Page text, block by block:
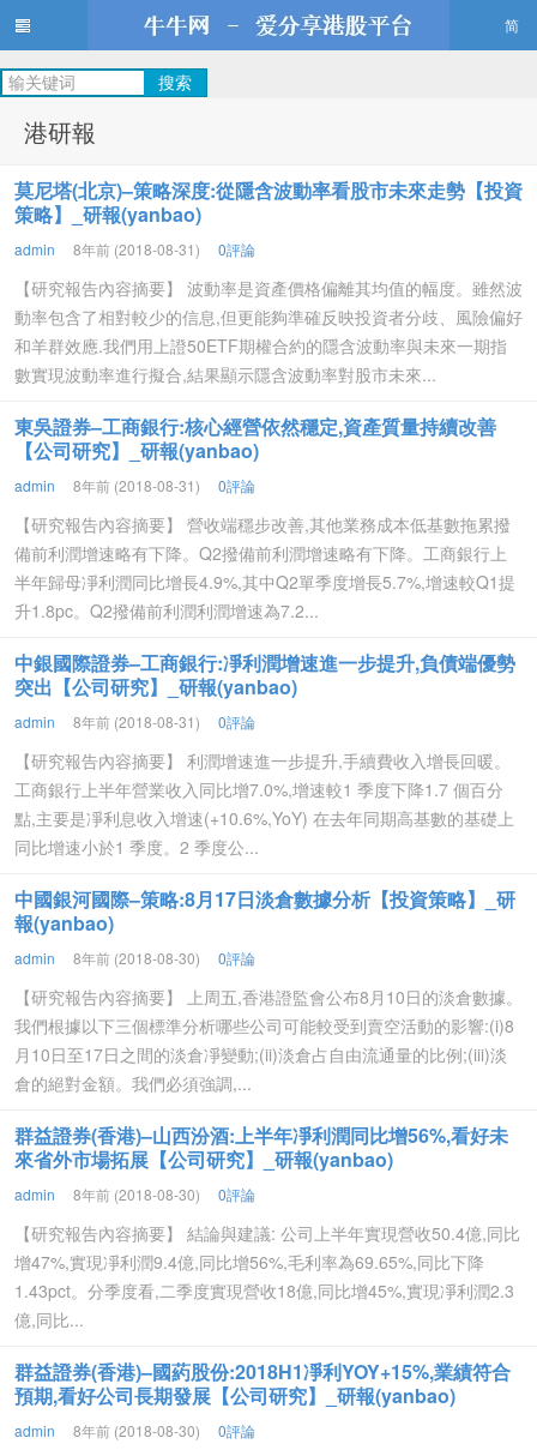
牛牛網
简
港研報
莫尼塔(北京)–策略深度:從隱含波動率看股市未來走勢【投資
策略】_研報(yanbao)
admin 8年前 (2018-08-31) 0評論
【研究報告內容摘要】 波動率是資產價格偏離其均值的幅度。雖然波
動率包含了相對較少的信息,但更能夠準確反映投資者分歧、風險偏好
和羊群效應.我們用上證50ETF期權合約的隱含波動率與未來一期指
數實現波動率進行擬合,結果顯示隱含波動率對股市未來...
東吳證券–工商銀行:核心經營依然穩定,資產質量持續改善
【公司研究】_研報(yanbao)
admin 8年前 (2018-08-31) 0評論
【研究報告內容摘要】 營收端穩步改善,其他業務成本低基數拖累撥
備前利潤增速略有下降。Q2撥備前利潤增速略有下降。工商銀行上
半年歸母凈利潤同比增長4.9%,其中Q2單季度增長5.7%,增速較Q1提
升1.8pc。Q2撥備前利潤利潤增速為7.2...
中銀國際證券–工商銀行:凈利潤增速進一步提升,負債端優勢
突出【公司研究】_研報(yanbao)
admin 8年前 (2018-08-31) 0評論
【研究報告內容摘要】 利潤增速進一步提升,手續費收入增長回暖。
工商銀行上半年營業收入同比增7.0%,增速較1 季度下降1.7 個百分
點,主要是凈利息收入增速(+10.6%,YoY) 在去年同期高基數的基礎上
同比增速小於1 季度。2 季度公...
中國銀河國際–策略:8月17日淡倉數據分析【投資策略】_研
報(yanbao)
admin 8年前 (2018-08-30) 0評論
【研究報告內容摘要】 上周五,香港證監會公布8月10日的淡倉數據。
我們根據以下三個標準分析哪些公司可能較受到賣空活動的影響:(i)8
月10日至17日之間的淡倉凈變動;(ii)淡倉占自由流通量的比例;(iii)淡
倉的絕對金額。我們必須強調,...
群益證券(香港)–山西汾酒:上半年凈利潤同比增56%,看好未
來省外市場拓展【公司研究】_研報(yanbao)
admin 8年前 (2018-08-30) 0評論
【研究報告內容摘要】 結論與建議: 公司上半年實現營收50.4億,同比
增47%,實現凈利潤9.4億,同比增56%,毛利率為69.65%,同比下降
1.43pct。分季度看,二季度實現營收18億,同比增45%,實現凈利潤2.3
億,同比...
群益證券(香港)–國葯股份:2018H1凈利YOY+15%,業績符合
預期,看好公司長期發展【公司研究】_研報(yanbao)
admin 8年前 (2018-08-30) 0評論